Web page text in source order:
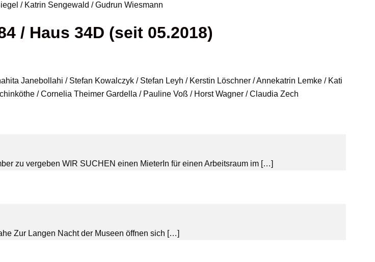
/ Katrin Sengewald / Gudrun Wiesmann
/ Haus 34D (seit 05.2018)
Janebollahi / Stefan Kowalczyk / Stefan Leyh / Kerstin Löschner / Annekatrin Lemke / Kati
/ Cornelia Theimer Gardella / Pauline Voß / Horst Wagner / Claudia Zech
zu vergeben WIR SUCHEN einen MieterIn für einen Arbeitsraum im […]
Zur Langen Nacht der Museen öffnen sich […]